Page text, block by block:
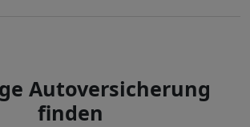
Autoversicherung
finden